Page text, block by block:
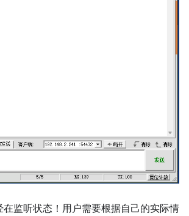
监听状态！用户需要根据自己的实际情